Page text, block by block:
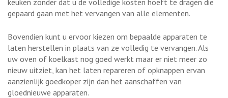
gepaard gaan met het vervangen van alle elementen.
Bovendien kunt u ervoor kiezen om bepaalde apparaten te
laten herstellen in plaats van ze volledig te vervangen. Als
uw oven of koelkast nog goed werkt maar er niet meer zo
nieuw uitziet, kan het laten repareren of opknappen ervan
aanzienlijk goedkoper zijn dan het aanschaffen van
gloednieuwe apparaten.